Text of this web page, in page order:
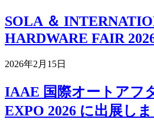
SOLA ＆
HARDWARE FAIR
2026年2月15日
IAAE 国際オートアフ
EXPO 2026 に出展しま